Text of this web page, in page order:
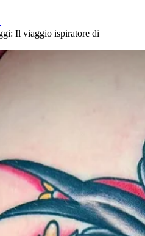
Il viaggio ispiratore di